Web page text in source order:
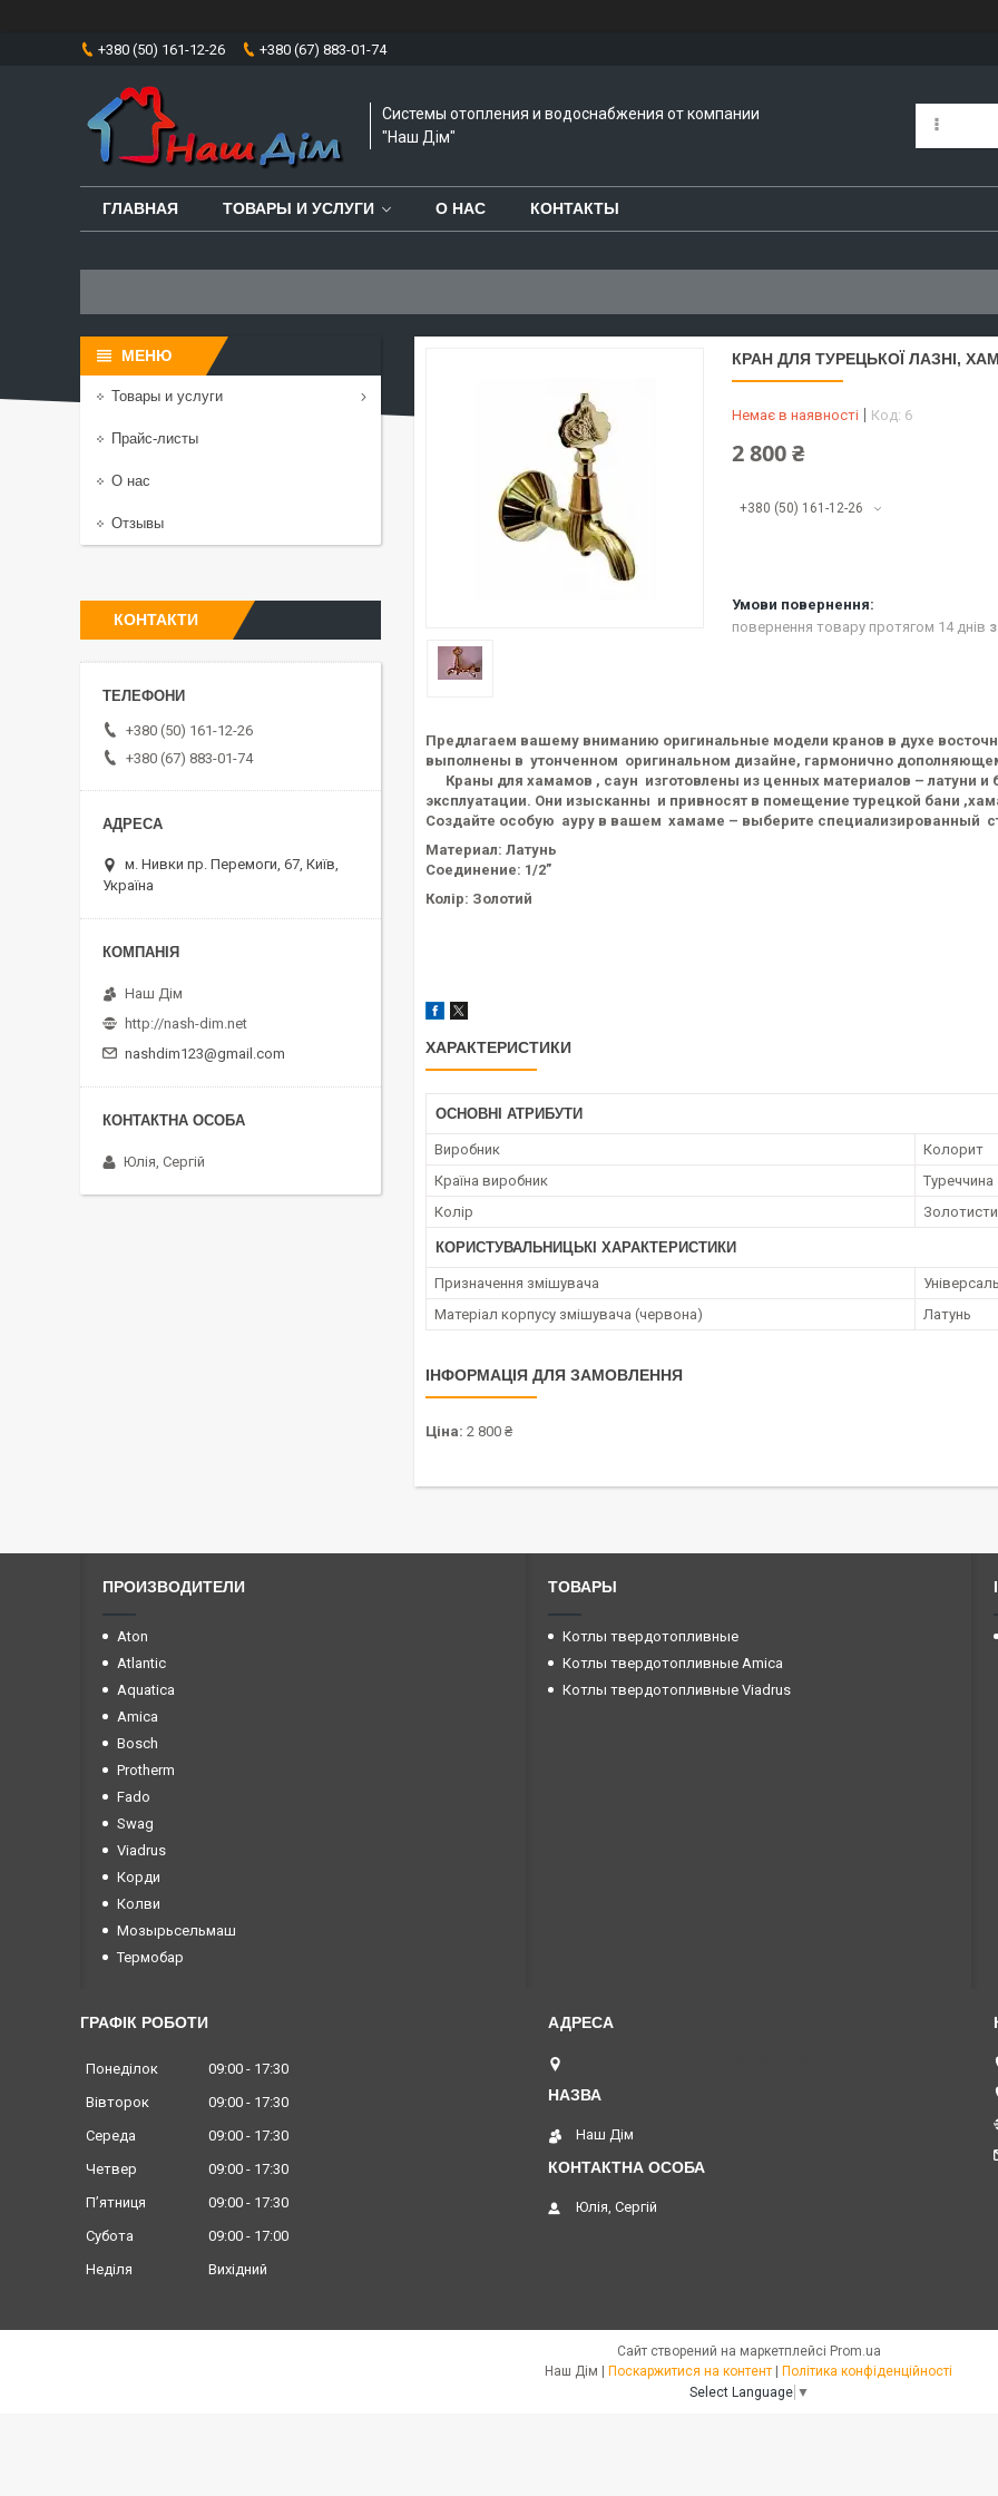
+380 (50) 161-12-26 +380 (67) 883-01-74
Системы отопления и водоснабжения от компании
"Наш Дім"
ГЛАВНАЯ ТОВАРЫ И УСЛУГИ О НАС КОНТАКТЫ
КРАН ДЛЯ ТУРЕЦЬКОЇ ЛАЗНІ,
Немає в наявності Код: 6
2 800 ₴
+380 (50) 161-12-26
повернення товару протягом 14 днів
Предлагаем вашему вниманию оригинальные модели кранов в духе
выполнены в утонченном оригинальном дизайне, гармонично
Краны для хамамов , саун изготовлены из ценных материалов – латуни
эксплуатации. Они изысканны и привносят в помещение турецкой бани
Создайте особую ауру в вашем хамаме – выберите специализированный
Материал: Латунь
Соединение: 1/2”
Колір: Золотий
ХАРАКТЕРИСТИКИ
ОСНОВНІ АТРИБУТИ
Виробник
Колорит
Країна виробник
Туреччина
Колір
КОРИСТУВАЛЬНИЦЬКІ ХАРАКТЕРИСТИКИ
Призначення змішувача
Матеріал корпусу змішувача (червона)
Латунь
ІНФОРМАЦІЯ ДЛЯ ЗАМОВЛЕННЯ
Ціна: 2 800 ₴
Товары и услуги
Прайс-листы
О нас
Отзывы
КОНТАКТИ
+380 (50) 161-12-26
+380 (67) 883-01-74
м. Нивки пр. Перемоги, 67, Київ,
Україна
Наш Дім
http://nash-dim.net
nashdim123@gmail.com
Юлія, Сергій
ПРОИЗВОДИТЕЛИ
Aton
Atlantic
Aquatica
Amica
Bosch
Protherm
Fado
Swag
Viadrus
Корди
Колви
Мозырьсельмаш
Термобар
ТОВАРЫ
Котлы твердотопливные
Котлы твердотопливные Amica
Котлы твердотопливные Viadrus
ГРАФІК РОБОТИ
Понеділок 09:00
17:30
Вівторок
09:00
17:30
Середа
09:00
17:30
Четвер
09:00
17:30
Пʼятниця
09:00
17:30
Субота
09:00
17:00
Неділя
Вихідний
Наш Дім
Юлія, Сергій
Сайт створений на маркетплейсі Prom.ua
Поскаржитися на контент
Політика конфіденційності
Select Language ▼